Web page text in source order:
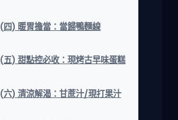
(四) 暖胃擔當：當歸鴨麵線
(五) 甜點控必收：現烤古早味蛋糕
(六) 清涼解渴：甘蔗汁/現打果汁